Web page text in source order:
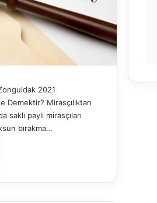
2021
Demektir? Mirasçılıktan
saklı paylı mirasçıları
bırakma…